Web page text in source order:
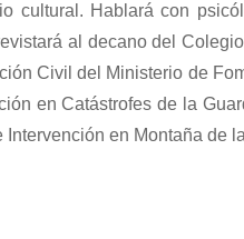
cultural. Hablará con
al decano del
Civil del Ministerio de
en Catástrofes de la
Intervención en Montaña de